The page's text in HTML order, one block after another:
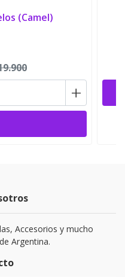
(Camel)
+
Accesorios y mucho
Argentina.